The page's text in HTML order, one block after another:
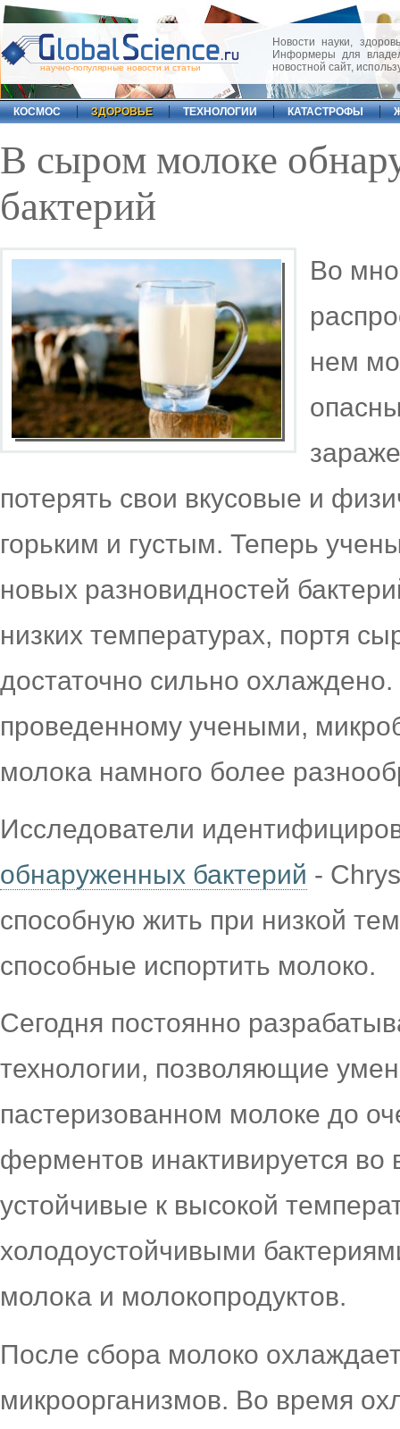
научно-популярные новости и статьи
Новости науки,
Информеры для
новостной сайт,
КОСМОС ЗДОРОВЬЕ ТЕХНОЛОГИИ КАТАСТРОФЫ
В сыром молоке
бактерий
Во
нем
потерять свои вкусовые и
горьким и густым. Теперь
новых разновидностей
низких температурах, портя
достаточно сильно
проведенному учеными,
молока намного более
Исследователи
обнаруженных бактерий -
способную жить при низкой
способные испортить молоко.
Сегодня постоянно
технологии, позволяющие
пастеризованном молоке до
ферментов инактивируется
устойчивые к высокой
холодоустойчивыми
молока и молокопродуктов.
После сбора молоко
микроорганизмов. Во время